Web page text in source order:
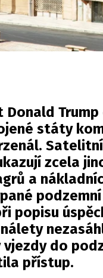
státy
zcela
a
popisu
do
přístup.